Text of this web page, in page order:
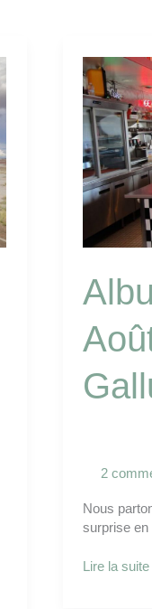
2
Nous
surprise en
lundi
1
Août
sur
la
route
de
Gallup
Lire la suite